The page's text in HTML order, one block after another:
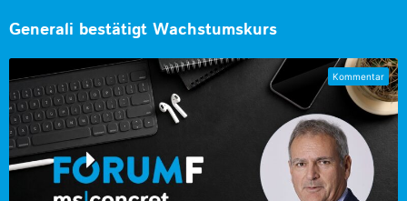
Generali bestätigt Wachstumskurs